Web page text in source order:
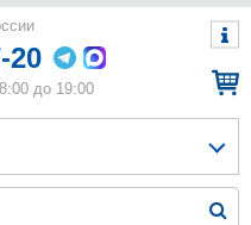
20
до 19:00